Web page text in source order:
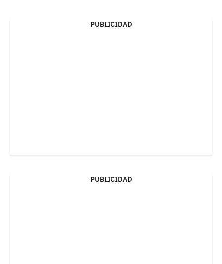
PUBLICIDAD
PUBLICIDAD